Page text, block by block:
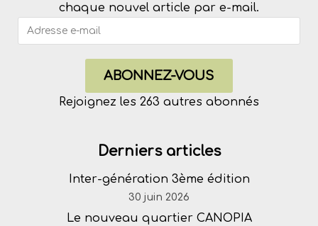
chaque nouvel article par e-mail.
ABONNEZ-VOUS
Rejoignez les 263 autres abonnés
Derniers articles
Inter-génération 3ème édition
30 juin 2026
Le nouveau quartier CANOPIA